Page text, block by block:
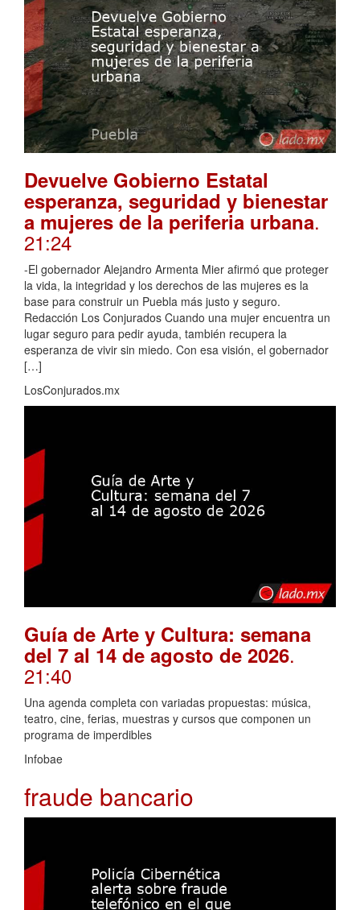
Devuelve Gobierno Estatal
esperanza, seguridad y bienestar
a mujeres de la periferia urbana.
21:24
-El gobernador Alejandro Armenta Mier afirmó que proteger
la vida, la integridad y los derechos de las mujeres es la
base para construir un Puebla más justo y seguro.
Redacción Los Conjurados Cuando una mujer encuentra un
lugar seguro para pedir ayuda, también recupera la
esperanza de vivir sin miedo. Con esa visión, el gobernador
[…]
LosConjurados.mx
Guía de Arte y Cultura: semana
del 7 al 14 de agosto de 2026.
21:40
Una agenda completa con variadas propuestas: música,
teatro, cine, ferias, muestras y cursos que componen un
programa de imperdibles
Infobae
fraude bancario